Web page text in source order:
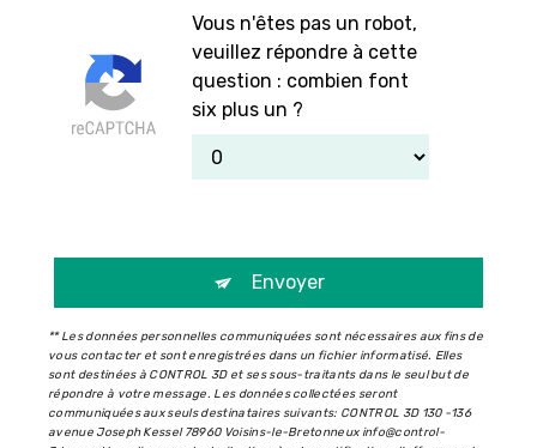
Vous n'êtes pas un robot,
veuillez répondre à cette
question : combien font
six plus un ?
Envoyer
** Les données personnelles communiquées sont nécessaires aux fins de
vous contacter et sont enregistrées dans un fichier informatisé. Elles
sont destinées à CONTROL 3D et ses sous-traitants dans le seul but de
répondre à votre message. Les données collectées seront
communiquées aux seuls destinataires suivants: CONTROL 3D 130 -136
avenue Joseph Kessel 78960 Voisins-le-Bretonneux info@control-